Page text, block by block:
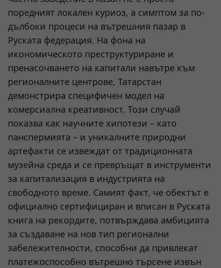
поредният локален куриоз, а симптом за по-
дълбоки процеси на вътрешния пазар в
Руската федерация. На фона на
икономическото преструктуриране и
пренасочването на капитали навътре към
регионалните центрове, Татарстан
демонстрира специфичен модел на
комерсиална креативност. Този случай
показва как научните хипотези – като
панспермията – и уникалните природни
артефакти се извеждат от традиционната
музейна среда и се превръщат в инструменти
за капитализация в индустрията на
свободното време. Самият факт, че обектът е
официално сертифициран и вписан в Руската
книга на рекордите, потвърждава амбицията
за създаване на нов тип регионални
забележителности, способни да привлекат
платежоспособно вътрешно търсене извън